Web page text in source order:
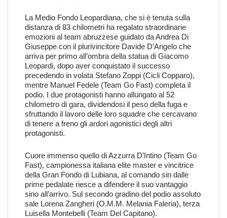
La Medio Fondo Leopardiana, che si è tenuta sulla
distanza di 83 chilometri ha regalato straordinarie
emozioni al team abruzzese guidato da Andrea Di
Giuseppe con il plurivincitore Davide D’Angelo che
arriva per primo all’ombra della statua di Giacomo
Leopardi, dopo aver conquistato il successo
precedendo in volata Stefano Zoppi (Cicli Copparo),
mentre Manuel Fedele (Team Go Fast) completa il
podio. I due protagonisti hanno allungato al 52
chilometro di gara, dividendosi il peso della fuga e
sfruttando il lavoro delle loro squadre che cercavano
di tenere a freno gli ardori agonistici degli altri
protagonisti.
Cuore immenso quello di Azzurra D’Intino (Team Go
Fast), campionessa italiana elite master e vincitrice
della Gran Fondo di Lubiana, al comando sin dalle
prime pedalate riesce a difendere il suo vantaggio
sino all’arrivo. Sul secondo gradino del podio assoluto
sale Lorena Zangheri (O.M.M. Melania Faleria), terza
Luisella Montebelli (Team Del Capitano).